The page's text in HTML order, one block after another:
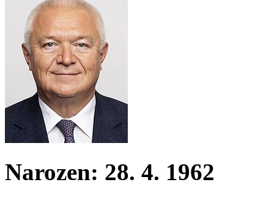
Narozen: 28. 4. 1962